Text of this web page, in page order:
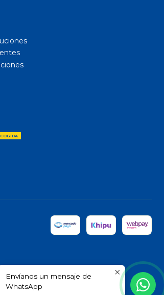
Envíanos un mensaje de
WhatsApp